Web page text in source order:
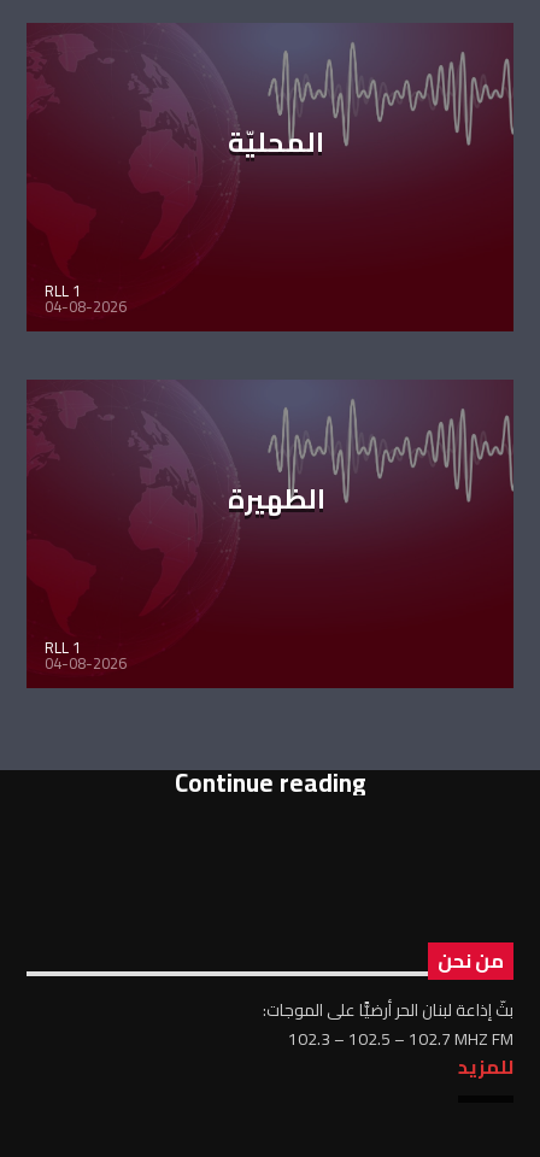
المحليّة
RLL 1
04-08-2026
الظهيرة
RLL 1
04-08-2026
Continue reading
من نحن
بثّ إذاعة لبنان الحر أرضيًّا على الموجات:
102.3 – 102.5 – 102.7 MHZ FM
للمزيد